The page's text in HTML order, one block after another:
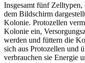
Insgesamt fünf
dem Bildschirm
Kolonie. Protozellen
Kolonie ein,
werden und füttern die
sich aus Protozellen und
verbrauchen sie Energie